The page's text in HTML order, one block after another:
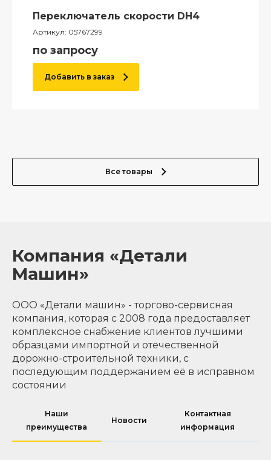
Переключатель скорости DH4
Артикул: 05767299
по запросу
Добавить в заказ
Все товары
Компания «Детали
Машин»
ООО «Детали машин» - торгово-сервисная
компания, которая с 2008 года предоставляет
комплексное снабжение клиентов лучшими
образцами импортной и отечественной
дорожно-строительной техники, с
последующим поддержанием её в исправном
состоянии
Наши
преимущества
Новости
Контактная
информация